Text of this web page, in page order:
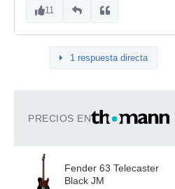
11
1 respuesta directa
PRECIOS EN
Fender 63 Telecaster
Black JM